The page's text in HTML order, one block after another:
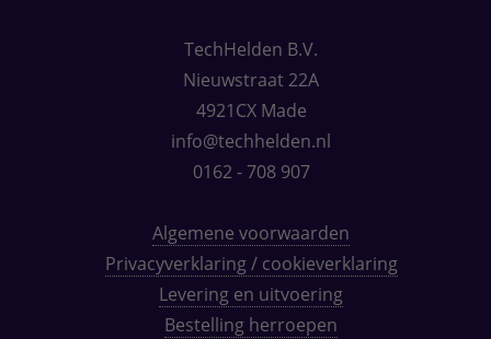
TechHelden B.V.
Nieuwstraat 22A
4921CX Made
info@techhelden.nl
0162 - 708 907
Algemene voorwaarden
Privacyverklaring / cookieverklaring
Levering en uitvoering
Bestelling herroepen